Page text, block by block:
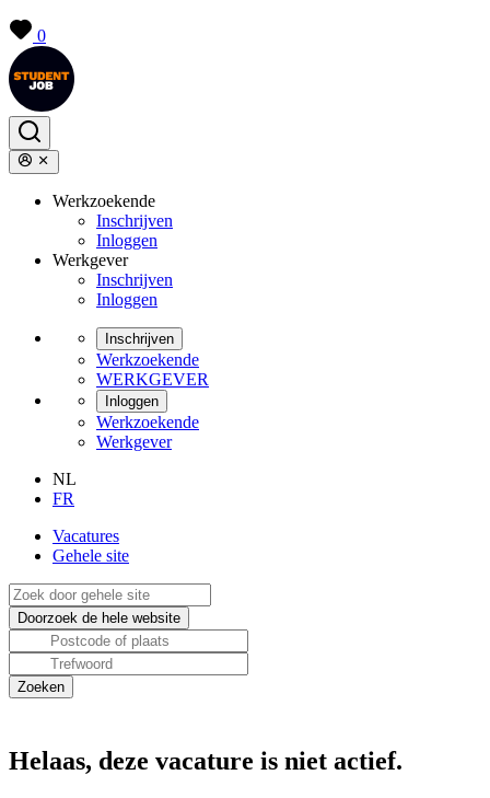
0
Werkzoekende
Inschrijven
Inloggen
Werkgever
Inschrijven
Inloggen
Inschrijven
Werkzoekende
WERKGEVER
Inloggen
Werkzoekende
Werkgever
NL
FR
Vacatures
Gehele site
Helaas, deze vacature is niet actief.